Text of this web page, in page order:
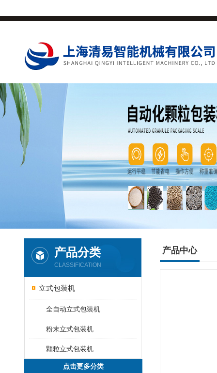
产品分类
CLASSIFICATION
立式包装机
全自动立式包装机
粉末立式包装机
颗粒立式包装机
点击更多分类
产品中心